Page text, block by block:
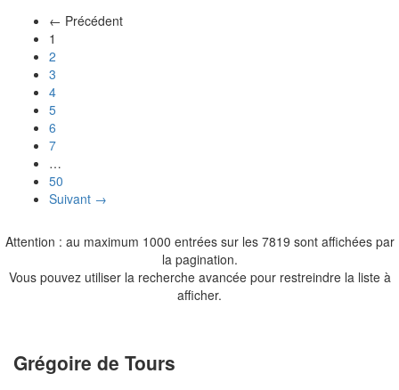
← Précédent
1
2
3
4
5
6
7
…
50
Suivant →
Attention : au maximum 1000 entrées sur les 7819 sont affichées par
la pagination.
Vous pouvez utiliser la recherche avancée pour restreindre la liste à
afficher.
Grégoire de Tours